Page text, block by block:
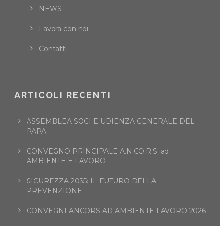
NEWS
Lavora con noi
Contatti
ARTICOLI RECENTI
ASSEMBLEA SOCI E UDIENZA GENERALE DEL
PAPA
CONVEGNO PRINCIPALE A.N.CO.R.S. ad
AMBIENTE E LAVORO
SICUREZZA 2035: IL FUTURO DELLA
PREVENZIONE
CONVEGNI ANCORS AD AMBIENTE LAVORO 2026